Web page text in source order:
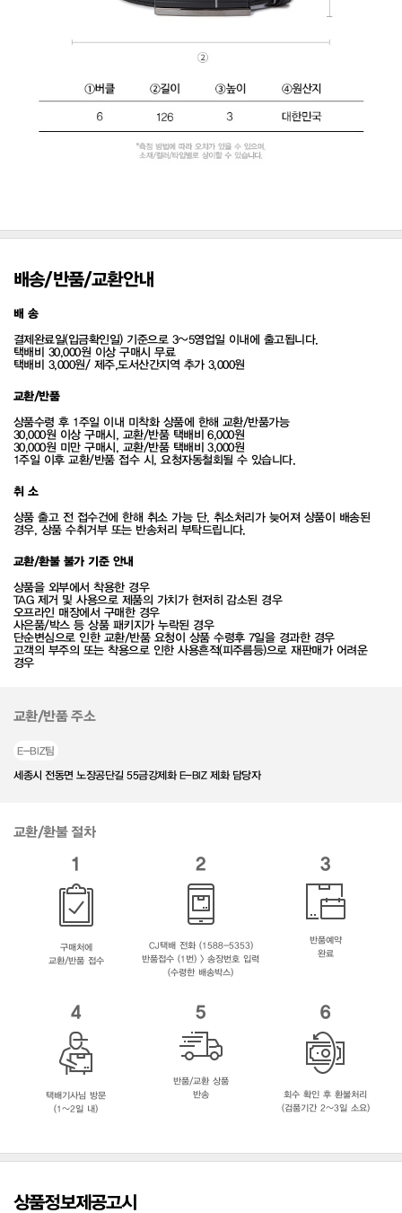
배송/반품/교환안내
배 송
결제완료일(입금확인일) 기준으로 3~5영업일 이내에 출고됩니다.
택배비 30,000원 이상 구매시 무료
택배비 3,000원/ 제주,도서산간지역 추가 3,000원
교환/반품
상품수령 후 1주일 이내 미착화 상품에 한해 교환/반품가능
30,000원 이상 구매시, 교환/반품 택배비 6,000원
30,000원 미만 구매시, 교환/반품 택배비 3,000원
1주일 이후 교환/반품 접수 시, 요청자동철회될 수 있습니다.
취 소
상품 출고 전 접수건에 한해 취소 가능 단, 취소처리가 늦어져 상품이 배송된
경우, 상품 수취거부 또는 반송처리 부탁드립니다.
교환/환불 불가 기준 안내
상품을 외부에서 착용한 경우
TAG 제거 및 사용으로 제품의 가치가 현저히 감소된 경우
오프라인 매장에서 구매한 경우
사은품/박스 등 상품 패키지가 누락된 경우
단순변심으로 인한 교환/반품 요청이 상품 수령후 7일을 경과한 경우
고객의 부주의 또는 착용으로 인한 사용흔적(피주름등)으로 재판매가 어려운
경우
교환/반품 주소
E-BIZ팀
세종시 전동면 노장공단길 55금강제화 E-BIZ 제화 담당자
교환/환불 절차
1
구매처에
교환/반품 접수
2
CJ택배 전화 (1588-5353)
반품접수 (1번) > 송장번호 입력
(수령한 배송박스)
3
반품예약
완료
4
택배기사님 방문
(1~2일 내)
5
반품/교환 상품
반송
6
회수 확인 후 환불처리
(검품기간 2~3일 소요)
상품정보제공고시